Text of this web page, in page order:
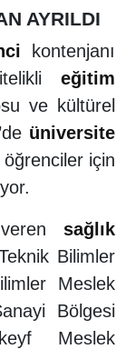
AYRILDI
kontenjanı
eğitim
ve kültürel
üniversite
için
sağlık
Bilimler
Meslek
Bölgesi
Meslek